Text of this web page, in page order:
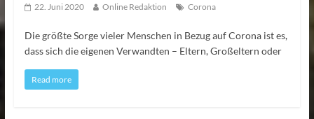
22. Juni 2020 Online Redaktion Corona
Die größte Sorge vieler Menschen in Bezug auf Corona ist es,
dass sich die eigenen Verwandten – Eltern, Großeltern oder
Read more